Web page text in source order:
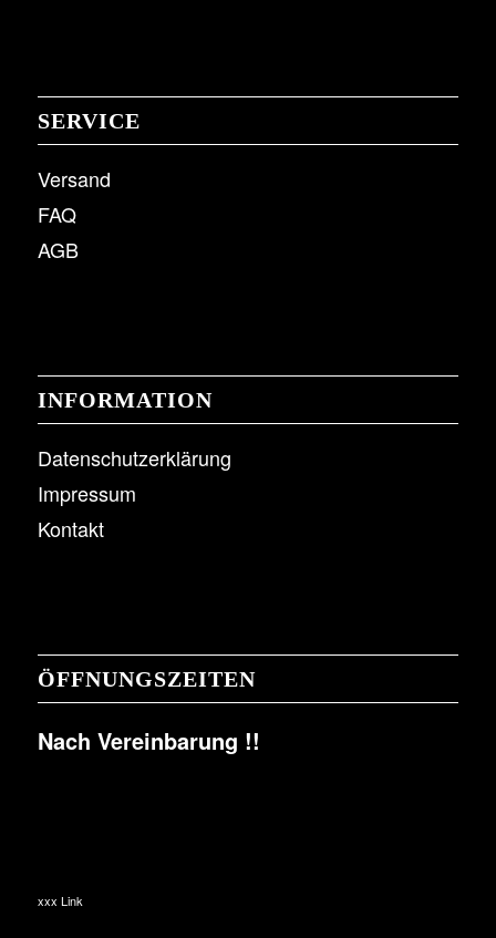
SERVICE
Versand
FAQ
AGB
INFORMATION
Datenschutzerklärung
Impressum
Kontakt
ÖFFNUNGSZEITEN
Nach Vereinbarung !!
xxx Link